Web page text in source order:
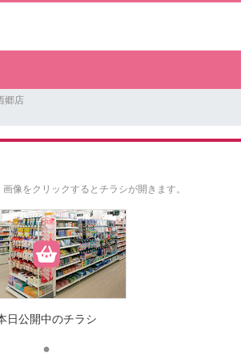
郷店
画像をクリックするとチラシが開きます。
日公開中のチラシ